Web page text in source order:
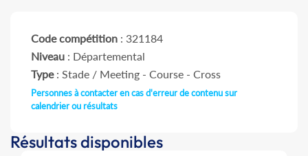
Code compétition : 321184
Niveau : Départemental
Type: Stade / Meeting - Course - Cross
Personnes à contacter en cas d'erreur de contenu sur
calendrier ou résultats
Résultats disponibles